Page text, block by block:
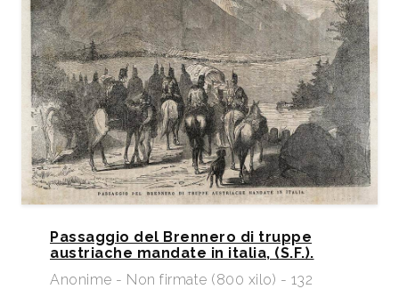
Passaggio del Brennero di truppe
austriache mandate in italia, (S.F.).
Anonime - Non firmate (800 xilo) - 132